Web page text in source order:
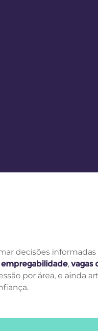
decisões
empregabilidade, vagas
por área, e ainda